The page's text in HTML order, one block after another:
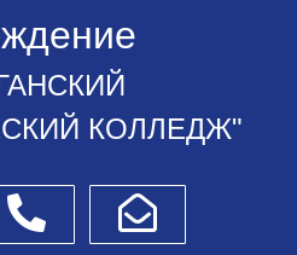
КОЛЛЕДЖ"
ТелефоныНаписать обращение